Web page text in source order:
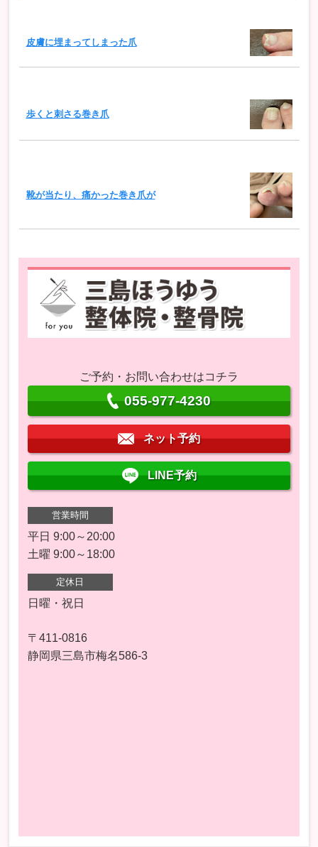
皮膚に埋まってしまった爪
歩くと刺さる巻き爪
靴が当たり、痛かった巻き爪が
ご予約・お問い合わせはコチラ
055-977-4230
ネット予約
LINE予約
営業時間
平日 9:00～20:00
土曜 9:00～18:00
定休日
日曜・祝日
〒411-0816
静岡県三島市梅名586-3